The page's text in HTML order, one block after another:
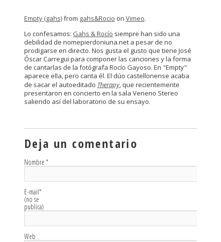
Empty (gahs)from gahs&Rocio on Vimeo.
Lo confesamos: Gahs & Rocío siempre han sido una
debilidad de nomepierdoniuna.net a pesar de no
prodigarse en directo. Nos gusta el gusto que tiene José
Óscar Carregui para componer las canciones y la forma
de cantarlas de la fotógrafa Rocío Gayoso. En "Empty"
aparece ella, pero canta él. El dúo castellonense acaba
de sacar el autoeditado Therapy, que recientemente
presentaron en concierto en la sala Veneno Stereo
saliendo así del laboratorio de su ensayo.
Deja un comentario
Nombre *
E-mail*
(no se
publica)
Web